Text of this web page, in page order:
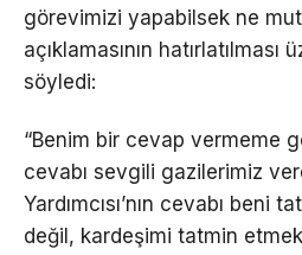
görevimizi yapabilsek ne
açıklamasının hatırlatılması
söyledi:
“Benim bir cevap vermeme
cevabı sevgili gazilerimiz
Yardımcısı’nın cevabı beni
değil, kardeşimi tatmin